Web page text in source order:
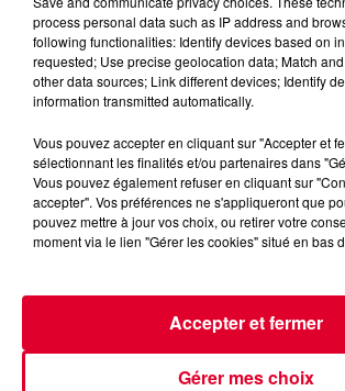
process personal data such as IP address and
following functionalities: Identify devices based on
requested; Use precise geolocation data; Match
other data sources; Link different devices; Identify
information transmitted automatically.
Vous pouvez accepter en cliquant sur "Accepter et
sélectionnant les finalités et/ou partenaires dans
Vous pouvez également refuser en cliquant sur
accepter". Vos préférences ne s'appliqueront que
pouvez mettre à jour vos choix, ou retirer votre
moment via le lien "Gérer les cookies" situé en bas
Gérer mes choix
Accepter et fermer